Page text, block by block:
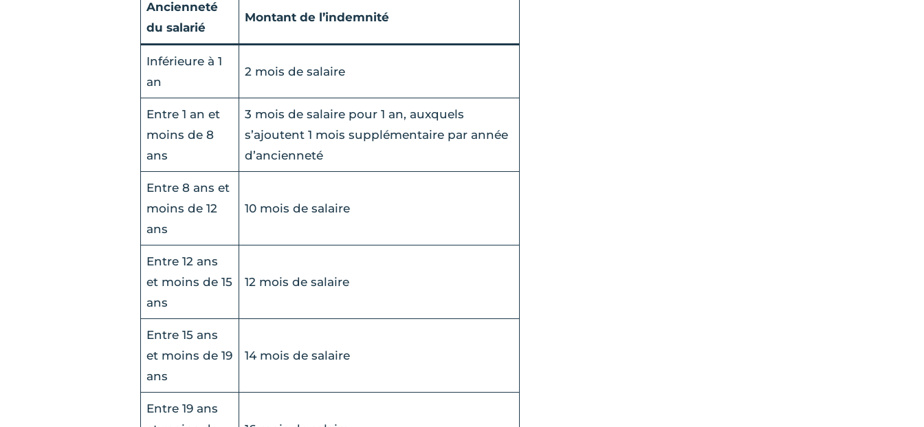
Ancienneté
du salarié
Montant de l’indemnité
Inférieure à 1
an
2 mois de salaire
Entre 1 an et
moins de 8
ans
3 mois de salaire pour 1 an, auxquels
s’ajoutent 1 mois supplémentaire par année
d’ancienneté
Entre 8 ans et
moins de 12
ans
10 mois de salaire
Entre 12 ans
et moins de 15
ans
12 mois de salaire
Entre 15 ans
et moins de 19
ans
14 mois de salaire
Entre 19 ans